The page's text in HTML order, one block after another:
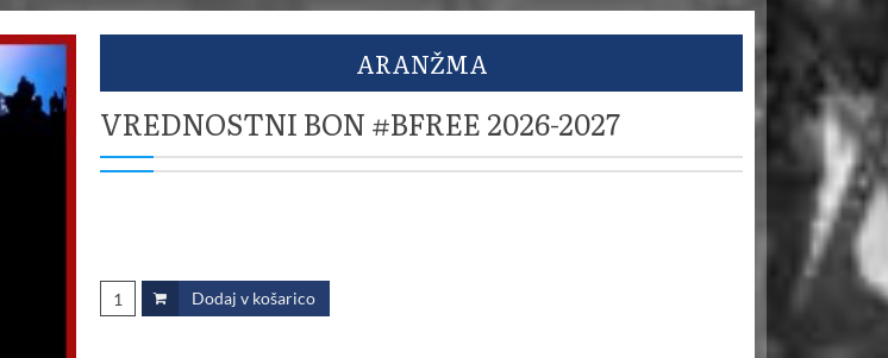
ARANŽMA
VREDNOSTNI BON #BFREE 2026-2027
Dodaj v košarico